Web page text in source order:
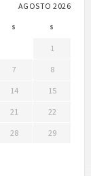
AGOSTO 2026
S S
1
7 8
14 15
21 22
28 29